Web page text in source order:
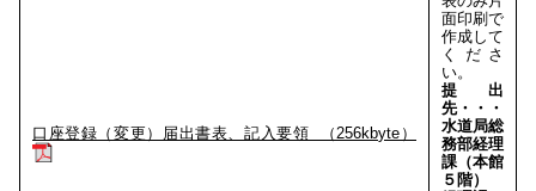
口座登録（変更）届出書表、記入要領 （256kbyte）
面印刷で
作成して
くださ
い。
提出
先・・・
水道局総
務部経理
課（本館
５階）